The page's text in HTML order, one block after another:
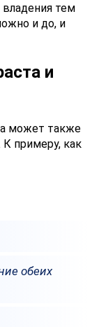
тем
и до, и
и
может также
примеру, как
обеих